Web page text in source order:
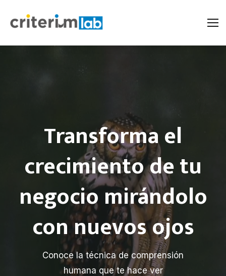
Transforma el
crecimiento de tu
negocio mirándolo
con nuevos ojos
Conoce la técnica de comprensión
humana que te hace ver